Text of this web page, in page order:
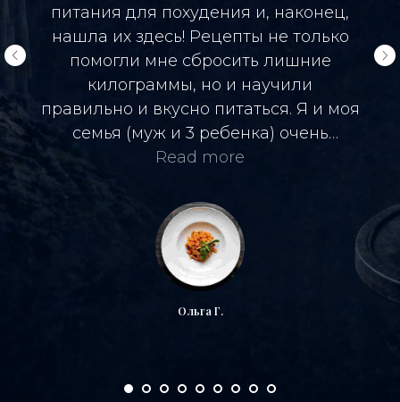
питания для похудения и, наконец,
нашла их здесь! Рецепты не только
помогли мне сбросить лишние
килограммы, но и научили
правильно и вкусно питаться. Я и моя
семья (муж и 3 ребенка) очень
довольны. Большое спасибо за
Read more
Ольга Г.